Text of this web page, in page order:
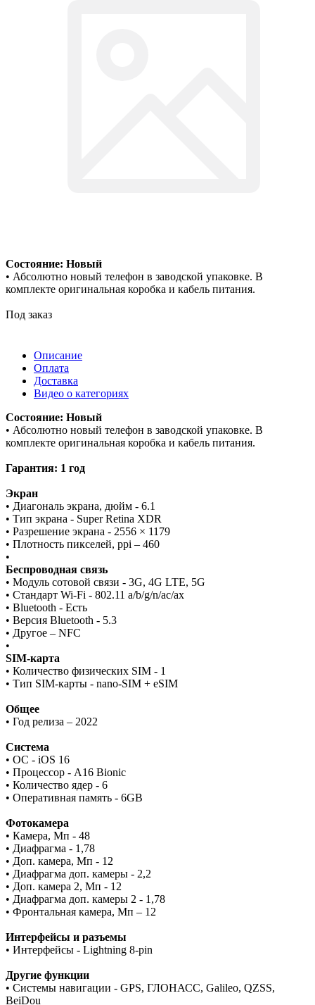
Состояние: Новый
• Абсолютно новый телефон в заводской упаковке. В
комплекте оригинальная коробка и кабель питания.
Под заказ
Описание
Оплата
Доставка
Видео о категориях
Состояние: Новый
• Абсолютно новый телефон в заводской упаковке. В
комплекте оригинальная коробка и кабель питания.
Гарантия: 1 год
Экран
• Диагональ экрана, дюйм - 6.1
• Тип экрана - Super Retina XDR
• Разрешение экрана - 2556 × 1179
• Плотность пикселей, ppi – 460
•
Беспроводная связь
• Модуль сотовой связи - 3G, 4G LTE, 5G
• Стандарт Wi-Fi - 802.11 a/b/g/n/ac/ax
• Bluetooth - Есть
• Версия Bluetooth - 5.3
• Другое – NFC
•
SIM-карта
• Количество физических SIM - 1
• Тип SIM-карты - nano-SIM + eSIM
Общее
• Год релиза – 2022
Система
• ОС - iOS 16
• Процессор - A16 Bionic
• Количество ядер - 6
• Оперативная память - 6GB
Фотокамера
• Камера, Мп - 48
• Диафрагма - 1,78
• Доп. камера, Мп - 12
• Диафрагма доп. камеры - 2,2
• Доп. камера 2, Мп - 12
• Диафрагма доп. камеры 2 - 1,78
• Фронтальная камера, Мп – 12
Интерфейсы и разъемы
• Интерфейсы - Lightning 8-pin
Другие функции
• Системы навигации - GPS, ГЛОНАСС, Galileo, QZSS,
BeiDou